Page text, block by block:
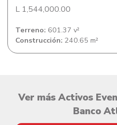
L 1,544,000.00
Terreno: 601.37 v²
Construcción: 240.65 m²
Ver más Activos
Banco